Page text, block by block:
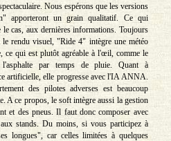
Nous espérons que les versions
apporteront un grain qualitatif. Ce qui
le cas, aux dernières informations. Toujours
le rendu visuel, "Ride 4" intègre une météo
ce qui est plutôt agréable à l'œil, comme le
par temps de pluie. Quant à
artificielle, elle progresse avec l'IA ANNA.
des pilotes adverses est beaucoup
A ce propos, le soft intègre aussi la gestion
et des pneus. Il faut donc composer avec
stands. Du moins, si vous participez à
longues", car celles limitées à quelques